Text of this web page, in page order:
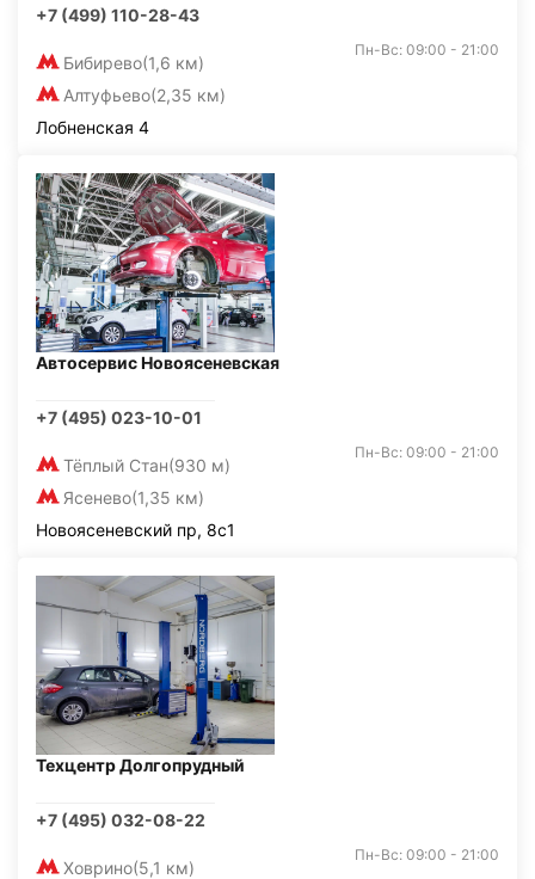
+7 (499) 110-28-43
Бибирево(1,6 км)
Алтуфьево(2,35 км)
Пн-Вс: 09:00 - 21:00
Лобненская 4
Автосервис Новоясеневская
+7 (495) 023-10-01
Тёплый Стан(930 м)
Ясенево(1,35 км)
Пн-Вс: 09:00 - 21:00
Новоясеневский пр, 8с1
Техцентр Долгопрудный
+7 (495) 032-08-22
Ховрино(5,1 км)
Пн-Вс: 09:00 - 21:00